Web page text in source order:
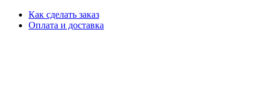
Как сделать заказ
Оплата и доставка